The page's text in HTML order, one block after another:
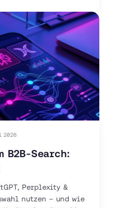
2026
Search:
Perplexity &
nutzen – und wie